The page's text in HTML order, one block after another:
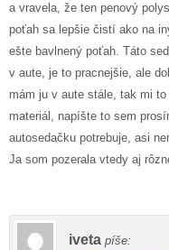
a vravela, že ten penový
poťah sa lepšie čistí ako na
ešte bavlnený poťah. Táto
v aute, je to pracnejšie, ale
mám ju v aute stále, tak mi
materiál, napíšte to sem
autosedačku potrebuje, asi
Ja som pozerala vtedy aj
iveta píše: